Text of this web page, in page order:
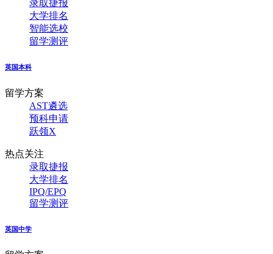
录取捷报
大学排名
智能选校
留学测评
英国本科
留学方案
AST遴选
预科申请
跃领X
热点关注
录取捷报
大学排名
IPQ/EPQ
留学测评
英国中学